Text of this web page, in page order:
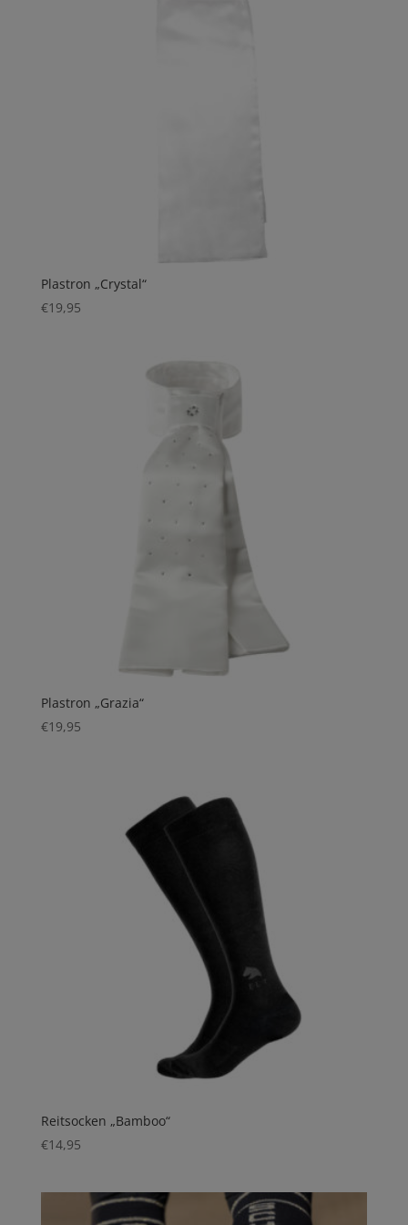
Plastron „Crystal“
€19,95
Plastron „Grazia“
€19,95
Reitsocken „Bamboo“
€14,95